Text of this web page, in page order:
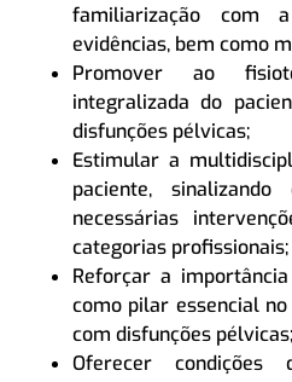
familiarização com
evidências, bem como
Promover ao
integralizada do
disfunções pélvicas;
Estimular a
paciente,
necessárias
categorias profissionais;
Reforçar a
como pilar essencial
com disfunções pélvicas;
Oferecer condições